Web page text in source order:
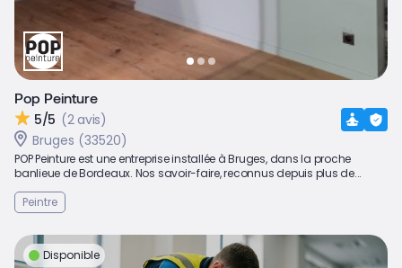
Pop Peinture
5/5 (2 avis)
Bruges (33520)
POP Peinture est une entreprise installée à Bruges, dans la proche
banlieue de Bordeaux. Nos savoir-faire, reconnus depuis plus de...
Peintre
Disponible